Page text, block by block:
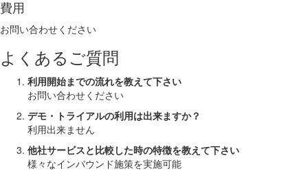
費用
お問い合わせください
よくあるご質問
利用開始までの流れを教えて下さい
お問い合わせください
デモ・トライアルの利用は出来ますか？
利用出来ません
他社サービスと比較した時の特徴を教えて下さい
様々なインバウンド施策を実施可能